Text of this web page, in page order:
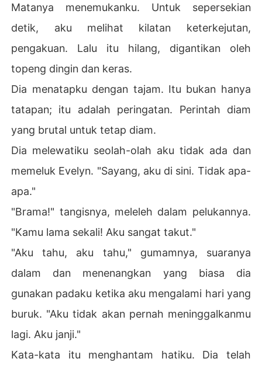
Matanya menemukanku. Untuk sepersekian
detik, aku melihat kilatan keterkejutan,
pengakuan. Lalu itu hilang, digantikan oleh
topeng dingin dan keras.
Dia menatapku dengan tajam. Itu bukan hanya
tatapan; itu adalah peringatan. Perintah diam
yang brutal untuk tetap diam.
Dia melewatiku seolah-olah aku tidak ada dan
memeluk Evelyn. "Sayang, aku di sini. Tidak apa-
apa."
"Brama!" tangisnya, meleleh dalam pelukannya.
"Kamu lama sekali! Aku sangat takut."
"Aku tahu, aku tahu," gumamnya, suaranya
dalam dan menenangkan yang biasa dia
gunakan padaku ketika aku mengalami hari yang
buruk. "Aku tidak akan pernah meninggalkanmu
lagi. Aku janji."
Kata-kata itu menghantam hatiku. Dia telah